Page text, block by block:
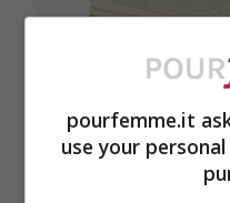
Sneakers donna La
in assoluto, Aura Club –
pourfemme.it
use your